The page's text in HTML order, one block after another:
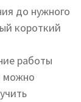
до нужного
короткий
работы
можно